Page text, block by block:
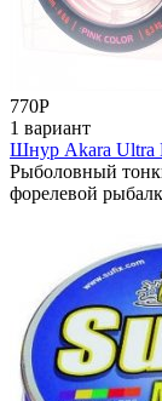
770Р
1 вариант
Шнур Akara Ultra
Рыболовный
форелевой